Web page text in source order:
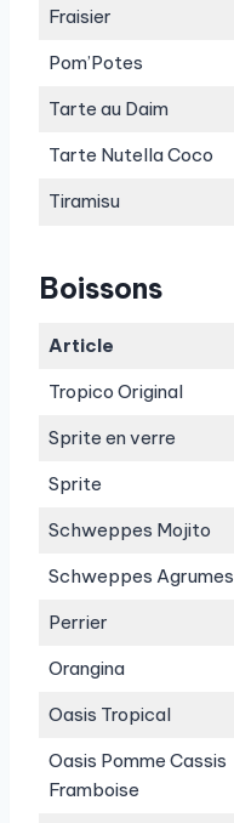
Fraisier
Pom’Potes
Tarte au Daim
Tarte Nutella Coco
Tiramisu
Boissons
Article
Tropico Original
Sprite en verre
Sprite
Schweppes Mojito
Schweppes Agrumes
Perrier
Orangina
Oasis Tropical
Oasis Pomme Cassis
Framboise